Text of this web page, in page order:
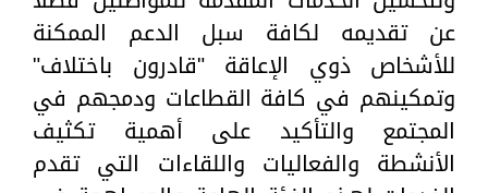
عن تقديمه لكافة سبل الدعم الممكنة
للأشخاص ذوي الإعاقة "قادرون باختلاف"
وتمكينهم في كافة القطاعات ودمجهم في
المجتمع والتأكيد على أهمية تكثيف
الأنشطة والفعاليات واللقاءات التي تقدم